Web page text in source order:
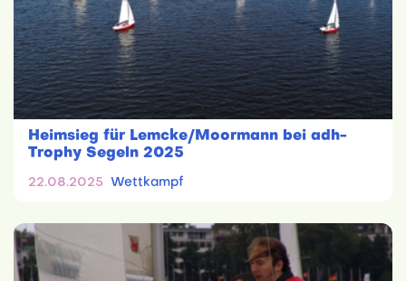
Heimsieg für Lemcke/Moormann bei adh-
Trophy Segeln 2025
22.08.2025 Wettkampf